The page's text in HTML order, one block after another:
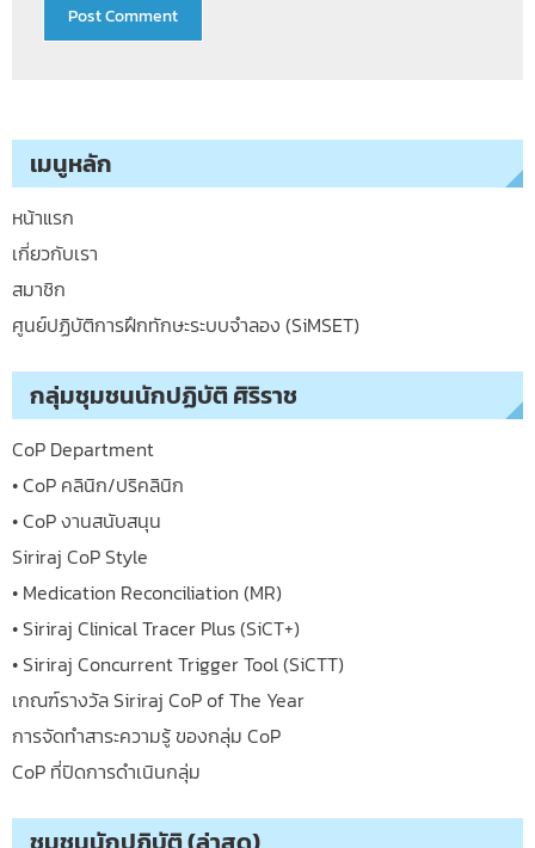
เมนูหลัก
หน้าแรก
เกี่ยวกับเรา
สมาชิก
ศูนย์ปฏิบัติการฝึกทักษะระบบจำลอง (SiMSET)
กลุ่มชุมชนนักปฏิบัติ ศิริราช
CoP Department
• CoP คลินิก/ปริคลินิก
• CoP งานสนับสนุน
Siriraj CoP Style
• Medication Reconciliation (MR)
• Siriraj Clinical Tracer Plus (SiCT+)
• Siriraj Concurrent Trigger Tool (SiCTT)
เกณฑ์รางวัล Siriraj CoP of The Year
การจัดทำสาระความรู้ ของกลุ่ม CoP
CoP ที่ปิดการดำเนินกลุ่ม